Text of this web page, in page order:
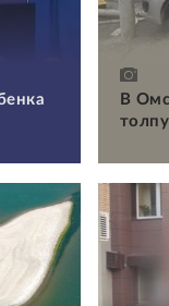
В
толпу